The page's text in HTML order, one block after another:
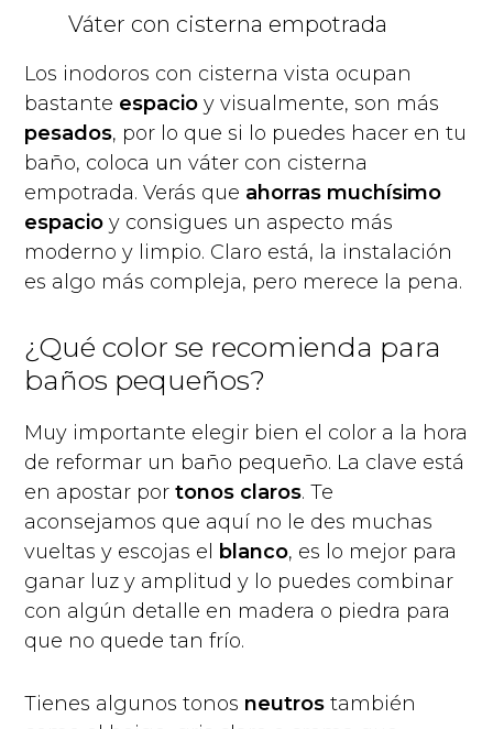
Váter con cisterna empotrada
Los inodoros con cisterna vista ocupan
bastante espacio y visualmente, son más
pesados, por lo que si lo puedes hacer en tu
baño, coloca un váter con cisterna
empotrada. Verás que ahorras muchísimo
espacio y consigues un aspecto más
moderno y limpio. Claro está, la instalación
es algo más compleja, pero merece la pena.
¿Qué color se recomienda para
baños pequeños?
Muy importante elegir bien el color a la hora
de reformar un baño pequeño. La clave está
en apostar portonos claros. Te
aconsejamos que aquí no le des muchas
vueltas y escojas el
blanco, es lo mejor para
ganar luz y amplitud y lo puedes combinar
con algún detalle en madera o piedra para
que no quede tan frío.
Tienes algunos tonos neutros también